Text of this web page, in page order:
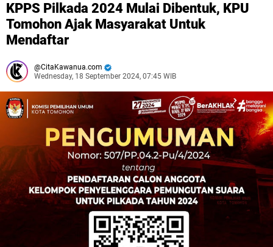
KPPS Pilkada 2024 Mulai Dibentuk, KPU
Tomohon Ajak Masyarakat Untuk
Mendaftar
CitaKawanua.com
Wednesday, 18 September 2024, 07:45 WIB